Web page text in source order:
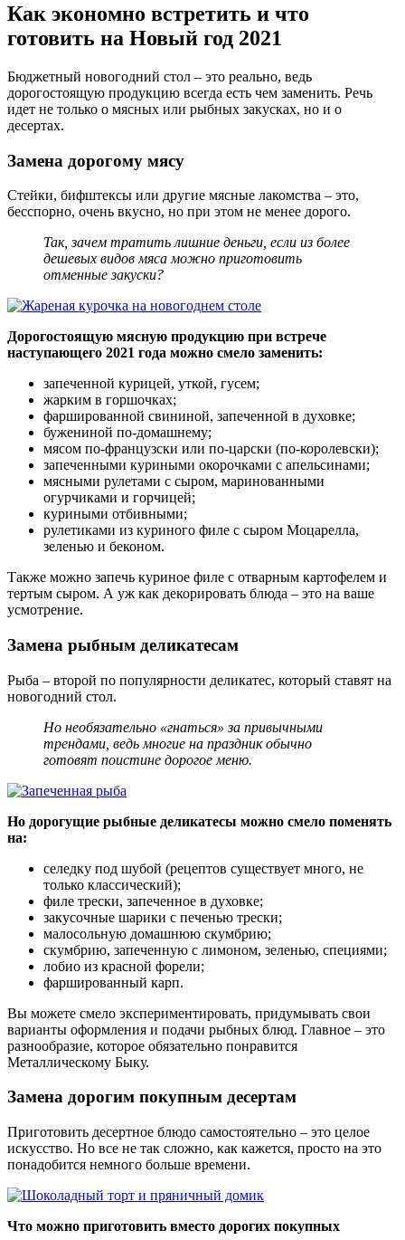
Как экономно встретить и что
готовить на Новый год 2021
Бюджетный новогодний стол – это реально, ведь
дорогостоящую продукцию всегда есть чем заменить. Речь
идет не только о мясных или рыбных закусках, но и о
десертах.
Замена дорогому мясу
Стейки, бифштексы или другие мясные лакомства – это,
бесспорно, очень вкусно, но при этом не менее дорого.
Так, зачем тратить лишние деньги, если из более
дешевых видов мяса можно приготовить
отменные закуски?
Дорогостоящую мясную продукцию при встрече
наступающего 2021 года можно смело заменить:
запеченной курицей, уткой, гусем;
жарким в горшочках;
фаршированной свининой, запеченной в духовке;
бужениной по-домашнему;
мясом по-французски или по-царски (по-королевски);
запеченными куриными окорочками с апельсинами;
мясными рулетами с сыром, маринованными
огурчиками и горчицей;
куриными отбивными;
рулетиками из куриного филе с сыром Моцарелла,
зеленью и беконом.
Также можно запечь куриное филе с отварным картофелем и
тертым сыром. А уж как декорировать блюда – это на ваше
усмотрение.
Замена рыбным деликатесам
Рыба – второй по популярности деликатес, который ставят на
новогодний стол.
Но необязательно «гнаться» за привычными
трендами, ведь многие на праздник обычно
готовят поистине дорогое меню.
Но дорогущие рыбные деликатесы можно смело поменять
на:
селедку под шубой (рецептов существует много, не
только классический);
филе трески, запеченное в духовке;
закусочные шарики с печенью трески;
малосольную домашнюю скумбрию;
скумбрию, запеченную с лимоном, зеленью, специями;
лобио из красной форели;
фаршированный карп.
Вы можете смело экспериментировать, придумывать свои
варианты оформления и подачи рыбных блюд. Главное – это
разнообразие, которое обязательно понравится
Металлическому Быку.
Замена дорогим покупным десертам
Приготовить десертное блюдо самостоятельно – это целое
искусство. Но все не так сложно, как кажется, просто на это
понадобится немного больше времени.
Что можно приготовить вместо дорогих покупных